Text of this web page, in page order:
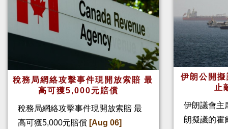
稅務局網絡攻擊事件現開放索賠 最
高可獲5,000元賠償
稅務局網絡攻擊事件現開放索賠 最
高可獲5,000元賠償 [Aug 06]
伊朗公開
止
伊朗議會主
朗擬議的霍